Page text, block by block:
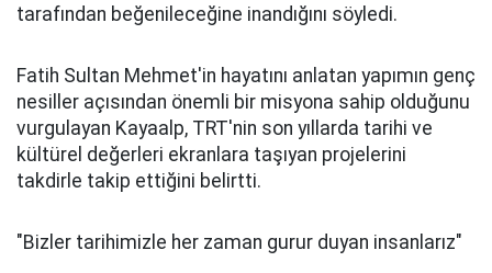
tarafından beğenileceğine inandığını söyledi.
Fatih Sultan Mehmet'in hayatını anlatan yapımın genç
nesiller açısından önemli bir misyona sahip olduğunu
vurgulayan Kayaalp, TRT'nin son yıllarda tarihi ve
kültürel değerleri ekranlara taşıyan projelerini
takdirle takip ettiğini belirtti.
"Bizler tarihimizle her zaman gurur duyan insanlarız"